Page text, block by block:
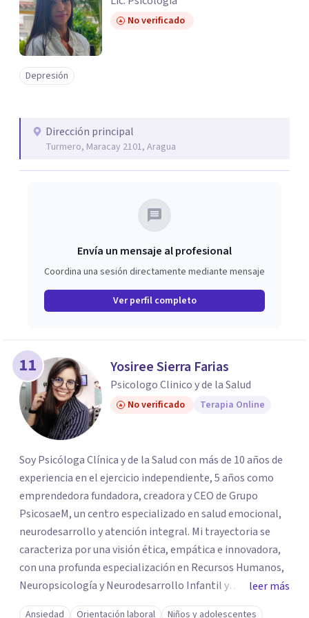
No verificado
Depresión
Dirección principal
Turmero, Maracay 2101, Aragua
Envía un mensaje al profesional
Coordina una sesión directamente mediante mensaje
Ver perfil completo
11 Yosiree Sierra Farias
Psicologo Clinico y de la Salud
No verificado Terapia Online
Soy Psicóloga Clínica y de la Salud con más de 10 años de
experiencia en el ejercicio independiente, 5 años como
emprendedora fundadora, creadora y CEO de Grupo
PsicosaeM, un centro especializado en salud emocional,
neurodesarrollo y atención integral. Mi trayectoria se
caracteriza por una visión ética, empática e innovadora,
con una profunda especialización en Recursos Humanos,
Neuropsicología y Neurodesarrollo Infantil y
Adolescente. Me enfoco en la promoción activa del
leer más
Ansiedad Orientación laboral
Niños y adolescentes